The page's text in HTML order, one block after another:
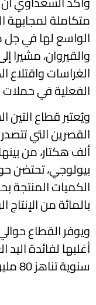
متكاملة لمجابهة
الواسع لها في جل
والقيروان، مشيرا
الغراسات
الفعلية في
ويُعتبر قطاع التين
بالمائة من الإنتاج
أغلبها لفائدة
سنوية تناهز 80 مليون دينار.